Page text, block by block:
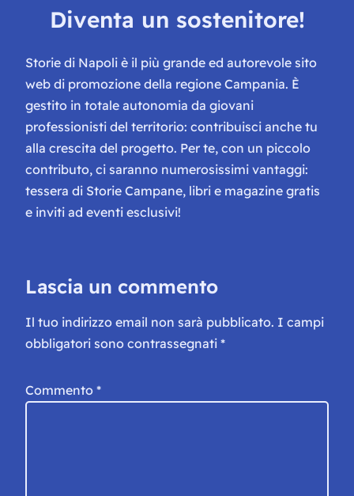
Diventa un sostenitore!
Storie di Napoli è il più grande ed autorevole sito
web di promozione della regione Campania. È
gestito in totale autonomia da giovani
professionisti del territorio: contribuisci anche tu
alla crescita del progetto. Per te, con un piccolo
contributo, ci saranno numerosissimi vantaggi:
tessera di Storie Campane, libri e magazine gratis
e inviti ad eventi esclusivi!
Lascia un commento
Il tuo indirizzo email non sarà pubblicato. I campi
obbligatori sono contrassegnati *
Commento *